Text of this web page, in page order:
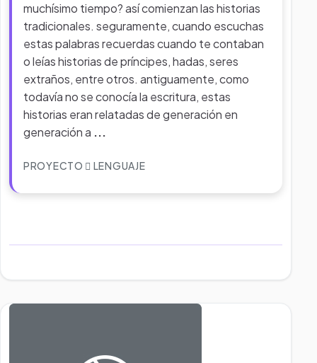
muchísimo tiempo? así comienzan las historias
tradicionales. seguramente, cuando escuchas
estas palabras recuerdas cuando te contaban
o leías historias de príncipes, hadas, seres
extraños, entre otros. antiguamente, como
todavía no se conocía la escritura, estas
historias eran relatadas de generación en
generación a ...
PROYECTO LENGUAJE